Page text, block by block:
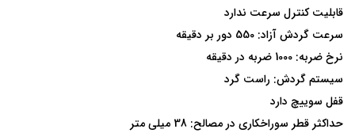
قابلیت کنترل سرعت ندارد
سرعت گردش آزاد: 550 دور بر دقیقه
نرخ ضربه: 1000 ضربه در دقیقه
سیستم گردش: راست گرد
قفل سوییچ دارد
حداکثر قطر سوراخکاری در مصالح: 38 میلی متر